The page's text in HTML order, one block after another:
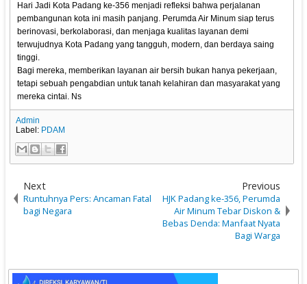
Hari Jadi Kota Padang ke-356 menjadi refleksi bahwa perjalanan
pembangunan kota ini masih panjang. Perumda Air Minum siap terus
berinovasi, berkolaborasi, dan menjaga kualitas layanan demi
terwujudnya Kota Padang yang tangguh, modern, dan berdaya saing
tinggi.
Bagi mereka, memberikan layanan air bersih bukan hanya pekerjaan,
tetapi sebuah pengabdian untuk tanah kelahiran dan masyarakat yang
mereka cintai. Ns
Admin
Label: PDAM
Next
Runtuhnya Pers: Ancaman Fatal
bagi Negara
Previous
HJK Padang ke-356, Perumda
Air Minum Tebar Diskon &
Bebas Denda: Manfaat Nyata
Bagi Warga